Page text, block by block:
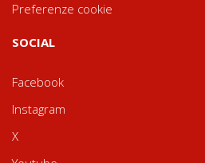
Preferenze cookie
SOCIAL
Facebook
Instagram
X